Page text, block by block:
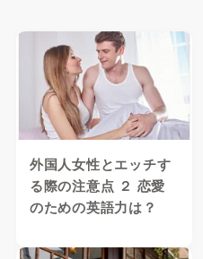
外国人女性とエッチす
る際の注意点 ２ 恋愛
のための英語力は？